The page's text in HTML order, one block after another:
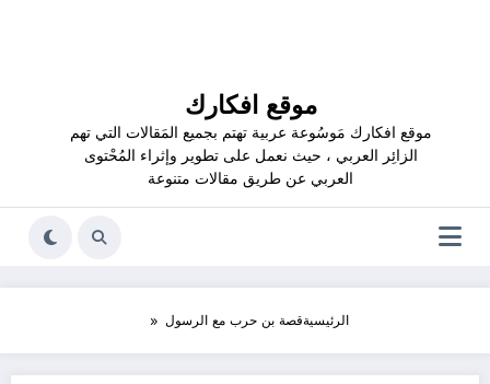
موقع افكارك
موقع افكارك مَوسُوعة عربية تهتم بجميع المَقالات التي تهم
الزائِر العربي ، حيث نعمل على تطوير وإثراء المُحْتوى
العربي عن طريق مقالات متنوعة
الرئيسيةقصة بن حرب مع الرسول